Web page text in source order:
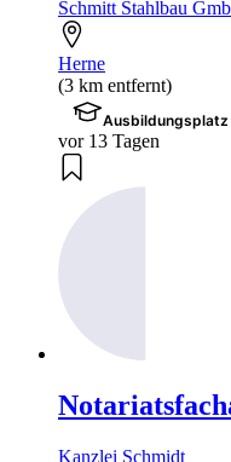
Schmitt Stahlbau
Herne
(3 km entfernt)
Ausbildungsplatz
vor 13 Tagen
Kanzlei Schmidt